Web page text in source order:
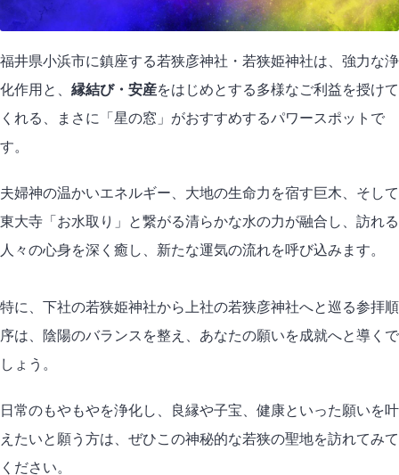
福井県小浜市に鎮座する若狭彦神社・若狭姫神社は、強力な浄
化作用と、 縁結び・安産をはじめとする多様なご利益を授けて
くれる、まさに「星の窓」がおすすめするパワースポットで
す。
夫婦神の温かいエネルギー、大地の生命力を宿す巨木、そして
東大寺「お水取り」と繋がる清らかな水の力が融合し、訪れる
人々の心身を深く癒し、新たな運気の流れを呼び込みます。
特に、下社の若狭姫神社から上社の若狭彦神社へと巡る参拝順
序は、陰陽のバランスを整え、あなたの願いを成就へと導くで
しょう。
日常のもやもやを浄化し、良縁や子宝、健康といった願いを叶
えたいと願う方は、ぜひこの神秘的な若狭の聖地を訪れてみて
ください。